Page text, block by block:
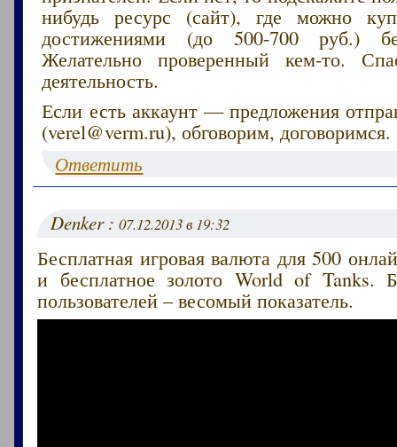
нибудь ресурс (сайт), где можно
достижениями (до 500-700 руб.)
Желательно проверенный кем-то.
деятельность.
Если есть аккаунт — предложения
(verel@verm.ru), обговорим, договоримся.
Ответить
Denker :07.12.2013 в 19:32
Бесплатная игровая валюта для 500
и бесплатное золото World of Tanks.
пользователей – весомый показатель.